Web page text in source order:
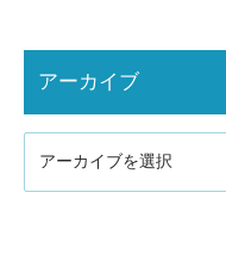
アーカイブ
アーカイブを選択